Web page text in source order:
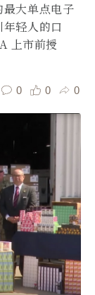
大单点电子
轻人的口
上市前授
0 0 0